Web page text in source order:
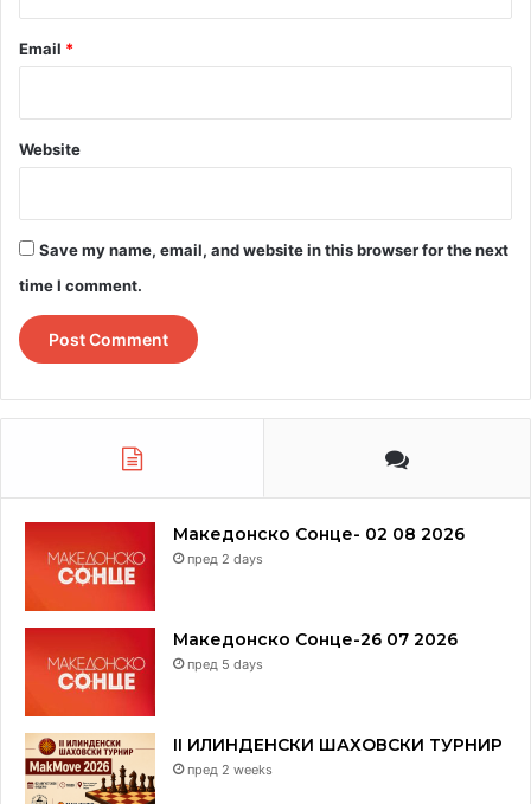
Email *
Website
Save my name, email, and website in this browser for the next
time I comment.
Македонско Сонце- 02 08 2026
пред 2 days
Македонско Сонце-26 07 2026
пред 5 days
II ИЛИНДЕНСКИ ШАХОВСКИ ТУРНИР
пред 2 weeks